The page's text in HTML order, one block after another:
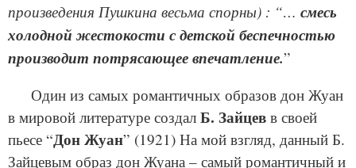
произведения Пушкина весьма спорны) : “… смесь
холодной жестокости с детской беспечностью
производит потрясающее впечатление.”
Один из самых романтичных образов дон Жуан
в мировой литературе создал Б. Зайцев в своей
пьесе “Дон Жуан” (1921) На мой взгляд, данный Б.
Зайцевым образ дон Жуана – самый романтичный и